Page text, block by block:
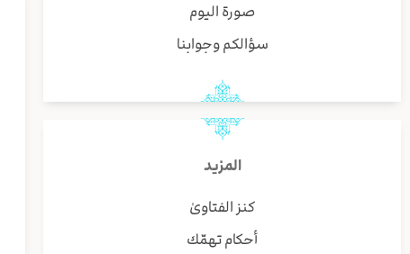
صورة اليوم
سؤالكم وجوابنا
المزيد
كنز الفتاوىٰ
أحكام تهمّك